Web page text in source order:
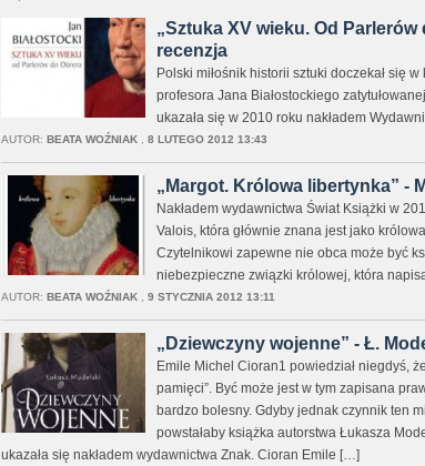
„Sztuka XV wieku. Od Parlerów
recenzja
Polski miłośnik historii sztuki doczekał się
profesora Jana Białostockiego
ukazała się w 2010 roku nakładem
AUTOR: BEATA WOŹNIAK, 8 LUTEGO 2012 13:43
„Margot. Królowa libertynka” -
Nakładem wydawnictwa Świat Książki w
Valois, która głównie znana jest jako
Czytelnikowi zapewne nie obca może być
niebezpieczne związki królowej, która
AUTOR: BEATA WOŹNIAK, 9 STYCZNIA 2012 13:11
„Dziewczyny wojenne” - Ł.
Emile Michel Cioran1 powiedział niegdyś,
pamięci”. Być może jest w tym zapisana
bardzo bolesny. Gdyby jednak czynnik ten
powstałaby książka autorstwa Łukasza
ukazała się nakładem wydawnictwa Znak. Cioran Emile […]